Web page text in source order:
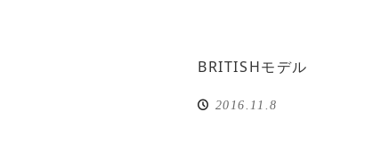
BRITISHモデル
2016.11.8